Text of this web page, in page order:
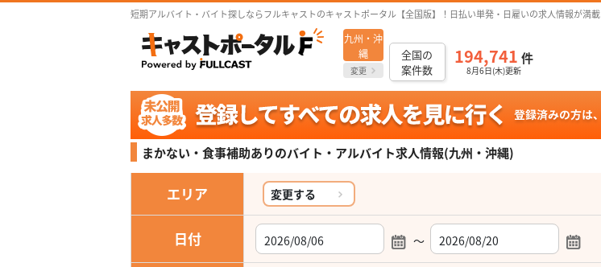
短期アルバイト・バイト探しならフルキャストのキャストポータル【全国版】！日払い単発・日雇いの求人情報が満載
九州・沖
縄
変更
全国の
案件数
194,741 件
8月6日(木)更新
まかない・食事補助ありのバイト・アルバイト求人情報(九州・沖縄)
エリア 変更する
日付 ～